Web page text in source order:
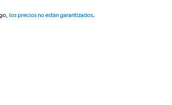
los precios no están garantizados.